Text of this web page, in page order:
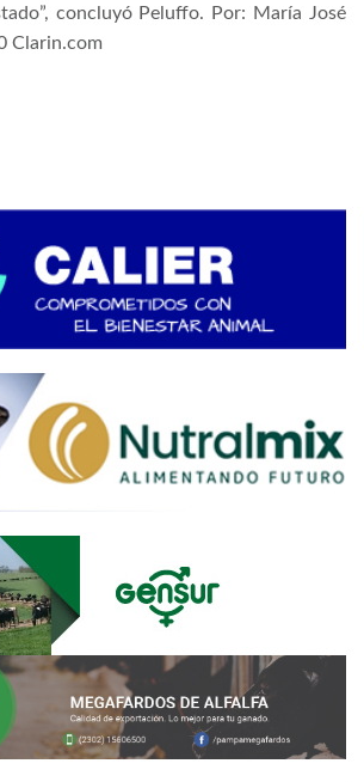
concluyó Peluffo. Por: María José
Clarin.com